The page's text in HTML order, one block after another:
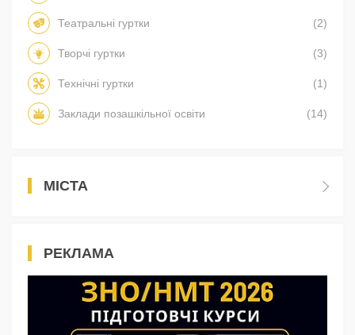
Театральні гуртки (2)
Творчі гуртки (3)
Технічні гуртки (1)
Заклади позашкільної освіти (14)
МІСТА
РЕКЛАМА